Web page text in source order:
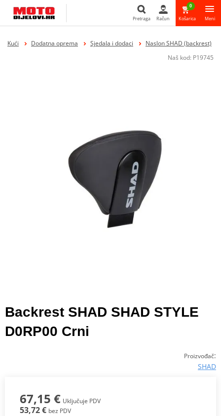
Pretraga
Pretraga Račun
0
Košarica Meni
Kući Dodatna oprema Sjedala i dodaci
Naslon SHAD (backrest)
Naš kod: P19745
Backrest SHAD SHAD STYLE
D0RP00 Crni
Proizvođač:
SHAD
67,15 € Uključuje PDV
53,72 € bez PDV